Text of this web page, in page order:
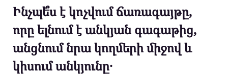
Ինչպե՞ս է կոչվում ճառագայթը,
որը ելնում է անկյան գագաթից,
անցնում նրա կողմերի միջով և
կիսում անկյունը․